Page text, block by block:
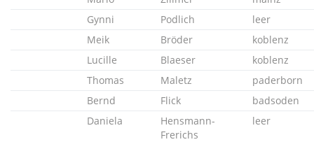
Gynni
Podlich
leer
Meik
Bröder
koblenz
Lucille
Blaeser
koblenz
Thomas
Maletz
paderborn
Bernd
Flick
badsoden
Daniela
Hensmann-
Frerichs
leer